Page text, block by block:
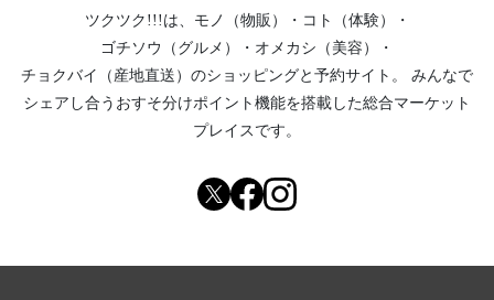
ツクツク!!!は、 モノ（物販） ・ コト（体験）
・
ゴチソウ（グルメ）
・ オメカシ（美容）
・
チョクバイ（産地直送） のショッピングと予約サイト。
みんなで
シェアし合う おすそ分けポイント機能を搭載した総合マーケット
プレイスです。